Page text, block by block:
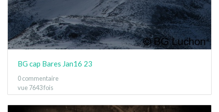
BG cap Bares Jan16 23
0 commentaire
vue 7643 fois